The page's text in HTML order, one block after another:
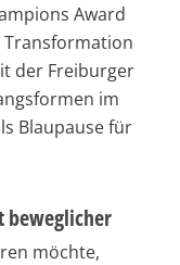
Award
Transformation
der Freiburger
im
Blaupause für
beweglicher
möchte,